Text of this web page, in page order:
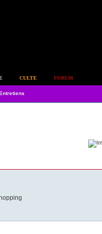
CULTE FORUM